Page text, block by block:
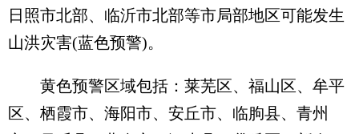
日照市北部、临沂市北部等市局部地区可能发生
山洪灾害(蓝色预警)。
黄色预警区域包括：莱芜区、福山区、牟平
区、栖霞市、海阳市、安丘市、临朐县、青州